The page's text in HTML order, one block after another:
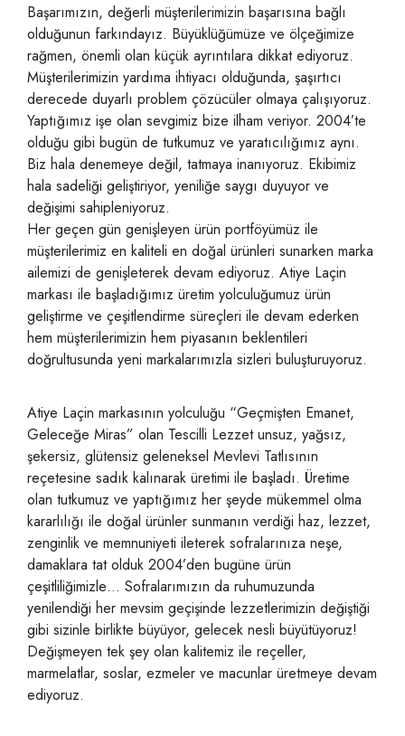
Başarımızın, değerli müşterilerimizin başarısına bağlı
olduğunun farkındayız. Büyüklüğümüze ve ölçeğimize
rağmen, önemli olan küçük ayrıntılara dikkat ediyoruz.
Müşterilerimizin yardıma ihtiyacı olduğunda, şaşırtıcı
derecede duyarlı problem çözücüler olmaya çalışıyoruz.
Yaptığımız işe olan sevgimiz bize ilham veriyor. 2004’te
olduğu gibi bugün de tutkumuz ve yaratıcılığımız aynı.
Biz hala denemeye değil, tatmaya inanıyoruz. Ekibimiz
hala sadeliği geliştiriyor, yeniliğe saygı duyuyor ve
değişimi sahipleniyoruz.
Her geçen gün genişleyen ürün portföyümüz ile
müşterilerimiz en kaliteli en doğal ürünleri sunarken marka
ailemizi de genişleterek devam ediyoruz. Atiye Laçin
markası ile başladığımız üretim yolculuğumuz ürün
geliştirme ve çeşitlendirme süreçleri ile devam ederken
hem müşterilerimizin hem piyasanın beklentileri
doğrultusunda yeni markalarımızla sizleri buluşturuyoruz.
Atiye Laçin markasının yolculuğu “Geçmişten Emanet,
Geleceğe Miras” olan Tescilli Lezzet unsuz, yağsız,
şekersiz, glütensiz geleneksel Mevlevi Tatlısının
reçetesine sadık kalınarak üretimi ile başladı. Üretime
olan tutkumuz ve yaptığımız her şeyde mükemmel olma
kararlılığı ile doğal ürünler sunmanın verdiği haz, lezzet,
zenginlik ve memnuniyeti ileterek sofralarınıza neşe,
damaklara tat olduk 2004’den bugüne ürün
çeşitliliğimizle… Sofralarımızın da ruhumuzunda
yenilendiği her mevsim geçişinde lezzetlerimizin değiştiği
gibi sizinle birlikte büyüyor, gelecek nesli büyütüyoruz!
Değişmeyen tek şey olan kalitemiz ile reçeller,
marmelatlar, soslar, ezmeler ve macunlar üretmeye devam
ediyoruz.